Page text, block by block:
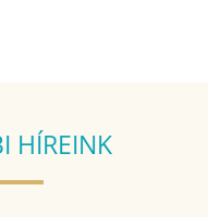
HÍREINK